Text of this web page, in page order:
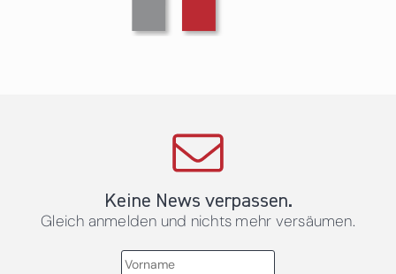
Keine News verpassen.
Gleich anmelden und nichts mehr versäumen.